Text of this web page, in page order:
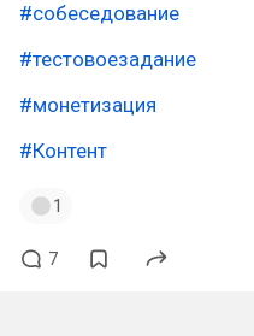
#собеседование
#тестовоезадание
#монетизация
#Контент
1
7